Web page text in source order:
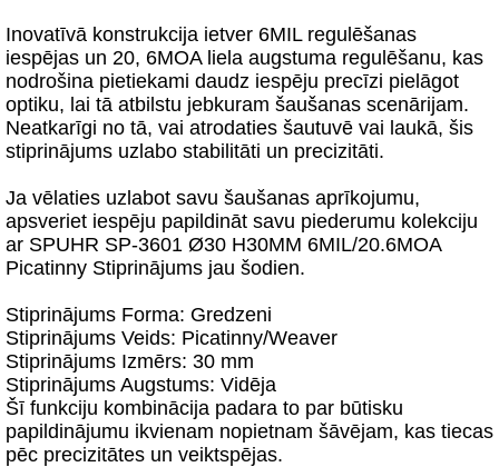
Inovatīvā konstrukcija ietver 6MIL regulēšanas
iespējas un 20, 6MOA liela augstuma regulēšanu, kas
nodrošina pietiekami daudz iespēju precīzi pielāgot
optiku, lai tā atbilstu jebkuram šaušanas scenārijam.
Neatkarīgi no tā, vai atrodaties šautuvē vai laukā, šis
stiprinājums uzlabo stabilitāti un precizitāti.
Ja vēlaties uzlabot savu šaušanas aprīkojumu,
apsveriet iespēju papildināt savu piederumu kolekciju
ar SPUHR SP-3601 Ø30 H30MM 6MIL/20.6MOA
Picatinny Stiprinājums jau šodien.
Stiprinājums Forma: Gredzeni
Stiprinājums Veids: Picatinny/Weaver
Stiprinājums Izmērs: 30 mm
Stiprinājums Augstums: Vidēja
Šī funkciju kombinācija padara to par būtisku
papildinājumu ikvienam nopietnam šāvējam, kas tiecas
pēc precizitātes un veiktspējas.